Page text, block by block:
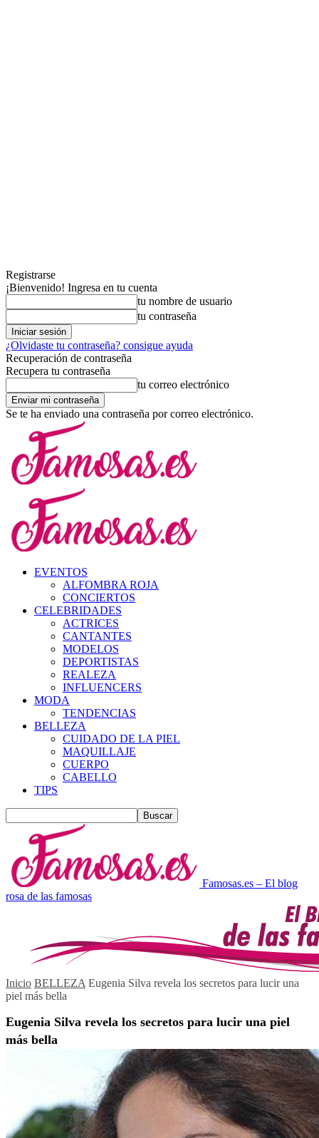
Registrarse
¡Bienvenido! Ingresa en tu cuenta
tu nombre de usuario
tu contraseña
¿Olvidaste tu contraseña? consigue ayuda
Recuperación de contraseña
Recupera tu contraseña
tu correo electrónico
Se te ha enviado una contraseña por correo electrónico.
EVENTOS
ALFOMBRA ROJA
CONCIERTOS
CELEBRIDADES
ACTRICES
CANTANTES
MODELOS
DEPORTISTAS
REALEZA
INFLUENCERS
MODA
TENDENCIAS
BELLEZA
CUIDADO DE LA PIEL
MAQUILLAJE
CUERPO
CABELLO
TIPS
Famosas.es – El blog
rosa de las famosas
Inicio BELLEZA Eugenia Silva revela los secretos para lucir una
piel más bella
Eugenia Silva revela los secretos para lucir una piel
más bella